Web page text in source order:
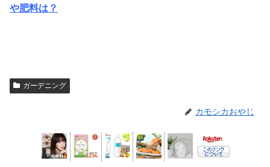
や肥料は？
ガーデニング
カモシカおやじ